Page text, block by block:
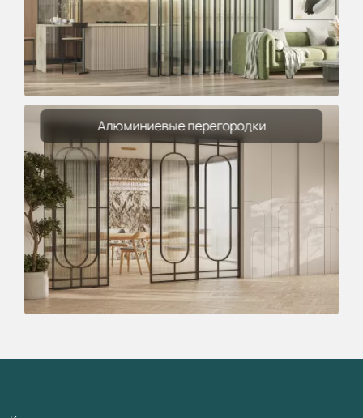
Алюминиевые перегородки